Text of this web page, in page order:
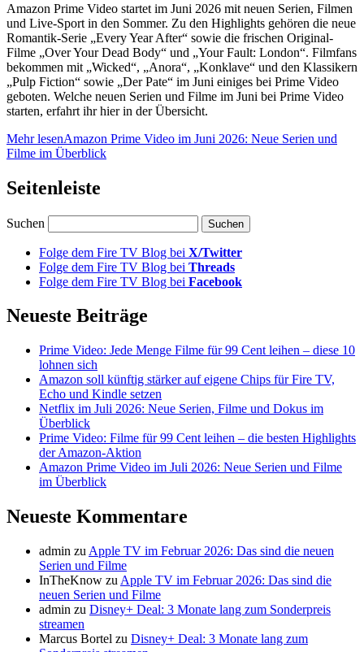
Amazon Prime Video startet im Juni 2026 mit neuen Serien, Filmen
und Live-Sport in den Sommer. Zu den Highlights gehören die neue
Romantik-Serie „Every Year After“ sowie die frischen Original-
Filme „Over Your Dead Body“ und „Your Fault: London“. Filmfans
bekommen mit „Wicked“, „Anora“, „Konklave“ und den Klassikern
„Pulp Fiction“ sowie „Der Pate“ im Juni einiges bei Prime Video
geboten. Welche neuen Serien und Filme im Juni bei Prime Video
starten, erfahrt ihr hier in der Übersicht.
Mehr lesenAmazon Prime Video im Juni 2026: Neue Serien und
Filme im Überblick
Seitenleiste
Suchen
Folge dem Fire TV Blog bei X/Twitter
Folge dem Fire TV Blog bei Threads
Folge dem Fire TV Blog bei Facebook
Neueste Beiträge
Prime Video: Jede Menge Filme für 99 Cent leihen – diese 10
lohnen sich
Amazon soll künftig stärker auf eigene Chips für Fire TV,
Echo und Kindle setzen
Netflix im Juli 2026: Neue Serien, Filme und Dokus im
Überblick
Prime Video: Filme für 99 Cent leihen – die besten Highlights
der Amazon-Aktion
Amazon Prime Video im Juli 2026: Neue Serien und Filme
im Überblick
Neueste Kommentare
admin zu Apple TV im Februar 2026: Das sind die neuen
Serien und Filme
InTheKnow zu Apple TV im Februar 2026: Das sind die
neuen Serien und Filme
admin zu Disney+ Deal: 3 Monate lang zum Sonderpreis
streamen
Marcus Bortel zu Disney+ Deal: 3 Monate lang zum